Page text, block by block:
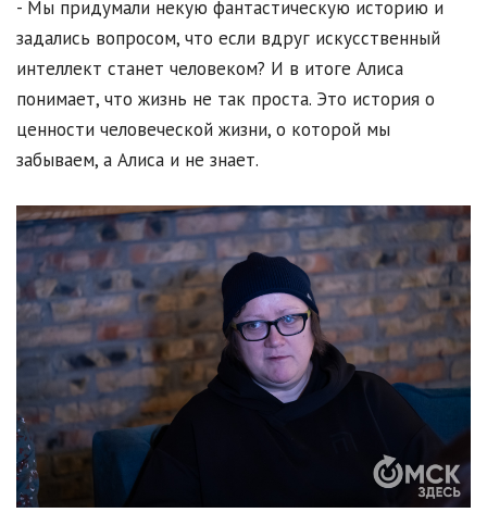
- Мы придумали некую фантастическую историю и
задались вопросом, что если вдруг искусственный
интеллект станет человеком? И в итоге Алиса
понимает, что жизнь не так проста. Это история о
ценности человеческой жизни, о которой мы
забываем, а Алиса и не знает.